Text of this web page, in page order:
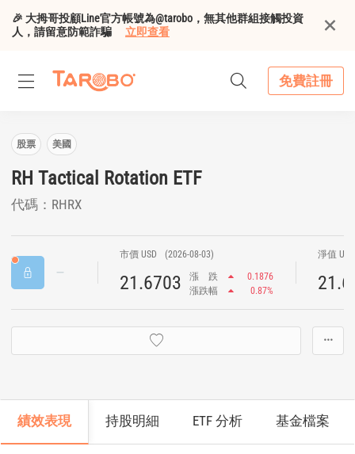
🎉 大拇哥投顧Line官方帳號為@tarobo，無其他群組接觸投資
人，請留意防範詐騙
立即查看
免費註冊
股票 美國
RH Tactical Rotation ETF
代碼：RHRX
市價 USD (2026-08-03)
21.6703 漲 跌
0.1876
漲跌幅
0.87%
淨值
···
績效表現 持股明細 ETF 分析 基金檔案